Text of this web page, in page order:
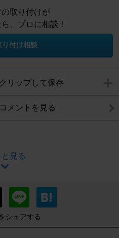
取り付けが
、プロに相談！
り付け相談
リップして保存
メントを見る
と見る
シェアする